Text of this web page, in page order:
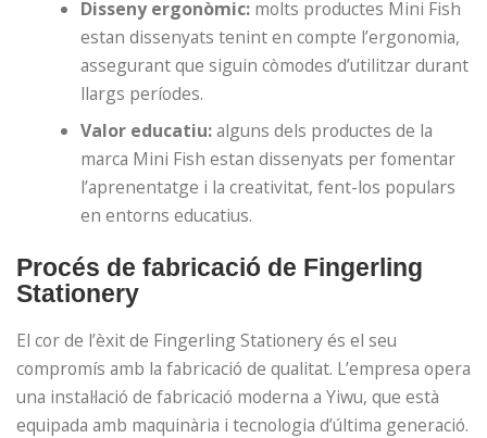
Disseny ergonòmic: molts productes Mini Fish
estan dissenyats tenint en compte l’ergonomia,
assegurant que siguin còmodes d’utilitzar durant
llargs períodes.
Valor educatiu:alguns dels productes de la
marca Mini Fish estan dissenyats per fomentar
l’aprenentatge i la creativitat, fent-los populars
en entorns educatius.
Procés de fabricació de Fingerling
Stationery
El cor de l’èxit de Fingerling Stationery és el seu
compromís amb la fabricació de qualitat. L’empresa opera
una instal·lació de fabricació moderna a Yiwu, que està
equipada amb maquinària i tecnologia d’última generació.